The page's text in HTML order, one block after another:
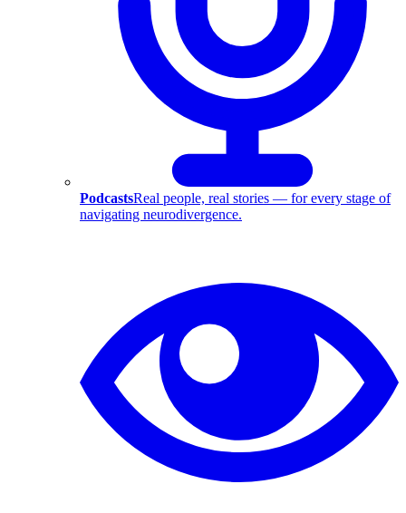
PodcastsReal people, real stories — for every stage of
navigating neurodivergence.